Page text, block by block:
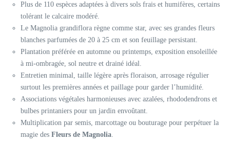
Plus de 110 espèces adaptées à divers sols frais et humifères, certains
tolérant le calcaire modéré.
Le Magnolia grandiflora règne comme star, avec ses grandes fleurs
blanches parfumées de 20 à 25 cm et son feuillage persistant.
Plantation préférée en automne ou printemps, exposition ensoleillée
à mi-ombragée, sol neutre et drainé idéal.
Entretien minimal, taille légère après floraison, arrosage régulier
surtout les premières années et paillage pour garder l’humidité.
Associations végétales harmonieuses avec azalées, rhododendrons et
bulbes printaniers pour un jardin envoûtant.
Multiplication par semis, marcottage ou bouturage pour perpétuer la
magie des Fleurs de Magnolia.